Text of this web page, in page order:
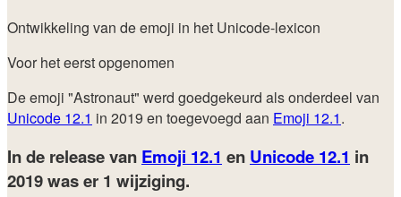
Ontwikkeling van de emoji in het Unicode-lexicon
Voor het eerst opgenomen
De emoji "Astronaut" werd goedgekeurd als onderdeel van
Unicode 12.1 in 2019 en toegevoegd aan Emoji 12.1.
In de release van Emoji 12.1 en Unicode 12.1 in
2019was er 1 wijziging.